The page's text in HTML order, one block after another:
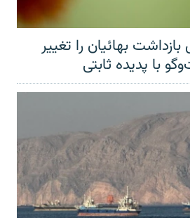
بهائیان را تغییر
با پدیده ثابتی